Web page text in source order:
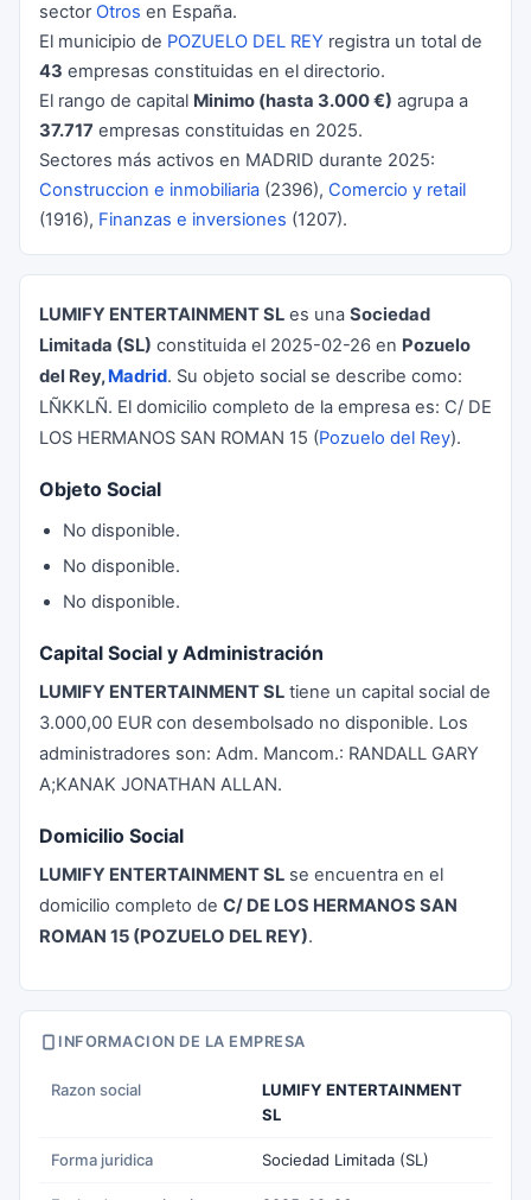
sector Otros en España.
El municipio de POZUELO DEL REY registra un total de
43 empresas constituidas en el directorio.
El rango de capital Minimo (hasta 3.000 €) agrupa a
37.717 empresas constituidas en 2025.
Sectores más activos en MADRID durante 2025:
Construccion e inmobiliaria (2396), Comercio y retail
(1916), Finanzas e inversiones (1207).
LUMIFY ENTERTAINMENT SL es una Sociedad
Limitada (SL) constituida el 2025-02-26 en Pozuelo
del Rey,Madrid. Su objeto social se describe como:
LÑKKLÑ. El domicilio completo de la empresa es: C/ DE
LOS HERMANOS SAN ROMAN 15 (Pozuelo del Rey).
Objeto Social
No disponible.
No disponible.
No disponible.
Capital Social y Administración
LUMIFY ENTERTAINMENT SL tiene un capital social de
3.000,00 EUR con desembolsado no disponible. Los
administradores son: Adm. Mancom.: RANDALL GARY
A;KANAK JONATHAN ALLAN.
Domicilio Social
LUMIFY ENTERTAINMENT SL se encuentra en el
domicilio completo de C/ DE LOS HERMANOS SAN
ROMAN 15 (POZUELO DEL REY).
INFORMACION DE LA EMPRESA
Razon social
LUMIFY ENTERTAINMENT
SL
Forma juridica Sociedad Limitada (SL)